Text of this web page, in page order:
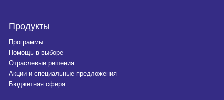
Продукты
Программы
Помощь в выборе
Отраслевые решения
Акции и специальные предложения
Бюджетная сфера